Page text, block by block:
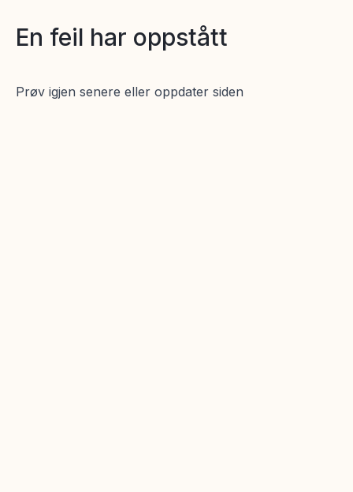
En feil har oppstått
Prøv igjen senere eller oppdater siden